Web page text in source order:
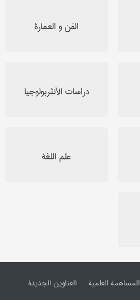
الفن و العمارة
دراسات الأنثربولوجیا
علم اللغة
المساهمة العلمیة
العناوین الجدیدة